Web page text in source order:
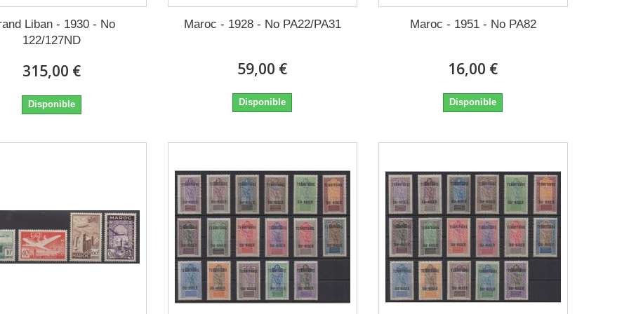
Liban - 1930 - No
122/127ND
315,00 €
Disponible
Maroc - 1928 - No PA22/PA31
59,00 €
Disponible
Maroc - 1951 - No PA82
16,00 €
Disponible